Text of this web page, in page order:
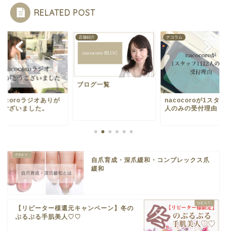
RELATED POST
ラジオありが
ございました。
店舗紹介
ブログ一覧
ナコラム
nacocoroが1スタ
人のみの受付理由
自爪育成・深爪緩和・コンプレックス爪
緩和
【リピーター様還元キャンペーン】冬の
ぷるぷる手肌美人♡♡